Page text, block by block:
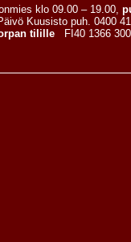
klo 09.00 – 19.00,
Kuusisto puh. 0400
tililleFI40 1366